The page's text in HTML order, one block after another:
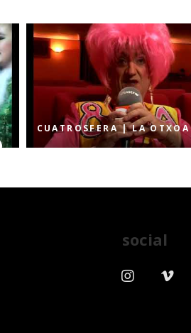
CUATROSFERA | LA OTXOA
social